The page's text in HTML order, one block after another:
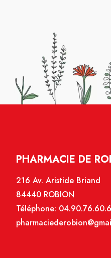
PHARMACIE DE
216 Av. Aristide Briand
84440 ROBION
Téléphone: